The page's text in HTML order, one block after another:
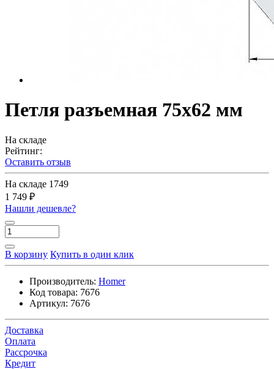
Петля разъемная 75х62 мм
На складе
Рейтинг:
Оставить отзыв
На складе 1749
1 749 ₽
Нашли дешевле?
В корзину Купить в один клик
Производитель: Homer
Код товара: 7676
Артикул: 7676
Доставка
Оплата
Рассрочка
Кредит